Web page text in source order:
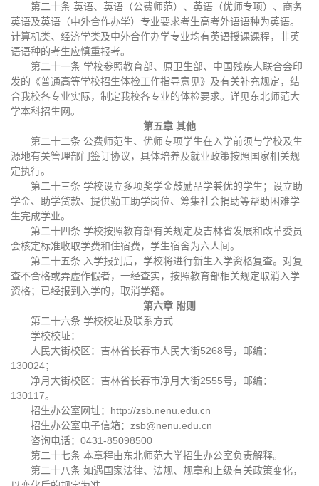
第二十条 英语、英语（公费师范）、英语（优师专项）、商务
英语及英语（中外合作办学）专业要求考生高考外语语种为英语。
计算机类、经济学类及中外合作办学专业均有英语授课课程，非英
语语种的考生应慎重报考。
第二十一条 学校参照教育部、原卫生部、中国残疾人联合会印
发的《普通高等学校招生体检工作指导意见》及有关补充规定，结
合我校各专业实际，制定我校各专业的体检要求。详见东北师范大
学本科招生网。
第五章 其他
第二十二条 公费师范生、优师专项学生在入学前须与学校及生
源地有关管理部门签订协议，具体培养及就业政策按照国家相关规
定执行。
第二十三条 学校设立多项奖学金鼓励品学兼优的学生；设立助
学金、助学贷款、提供勤工助学岗位、筹集社会捐助等帮助困难学
生完成学业。
第二十四条 学校按照教育部有关规定及吉林省发展和改革委员
会核定标准收取学费和住宿费，学生宿舍为六人间。
第二十五条 入学报到后，学校将进行新生入学资格复查。对复
查不合格或弄虚作假者，一经查实，按照教育部相关规定取消入学
资格；已经报到入学的，取消学籍。
第六章 附则
第二十六条 学校校址及联系方式
学校校址：
人民大街校区：吉林省长春市人民大街5268号，邮编：
130024；
净月大街校区：吉林省长春市净月大街2555号，邮编：
130117。
招生办公室网址：http://zsb.nenu.edu.cn
招生办公室电子信箱：zsb@nenu.edu.cn
咨询电话：0431-85098500
第二十七条 本章程由东北师范大学招生办公室负责解释。
第二十八条 如遇国家法律、法规、规章和上级有关政策变化，